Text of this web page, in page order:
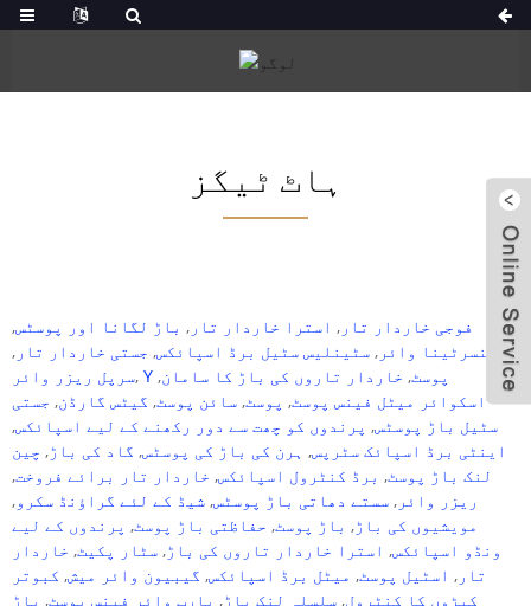
ہاٹ ٹیگز
فوجی خاردار تار , استرا خاردار تار , باڑ لگانا اور پوسٹس,
کنسرٹینا وائر , سٹینلیس سٹیل برڈ اسپائکس, جستی خاردار تار ,
سرپل ریزر وائر, Y پوسٹ, خاردار تاروں کی باڑ کا سامان,
اسکوائر میٹل فینس پوسٹ, پوسٹ, سائن پوسٹ, گیٹس گارڈن, جستی
سٹیل باڑ پوسٹس, پرندوں کو چھت سے دور رکھنے کے لیے اسپائکس,
اینٹی برڈ اسپائک سٹرپس, ہرن کی باڑ کی پوسٹس, گاد کی باڑ, چین
لنک باڑ پوسٹ, برڈ کنٹرول اسپائکس, خاردار تار برائے فروخت,
ریزر وائر , سستے دھاتی باڑ پوسٹس, شیڈ کے لئے گراؤنڈ سکرو,
مویشیوں کی باڑ, باڑ پوسٹ, حفاظتی باڑ پوسٹ, پرندوں کے لیے
ونڈو اسپائکس, استرا خاردار تاروں کی باڑ, سٹار پکیٹ, خاردار
تار , اسٹیل پوسٹ, میٹل برڈ اسپائکس, گیبیون وائر میش, کبوتر
کیڑوں کا کنٹرول, سلسلہ لنک باڑ, بارب وائر فینس پوسٹ, باڑ